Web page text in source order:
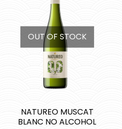
OUT OF STOCK
NATUREO MUSCAT
BLANC NO ALCOHOL